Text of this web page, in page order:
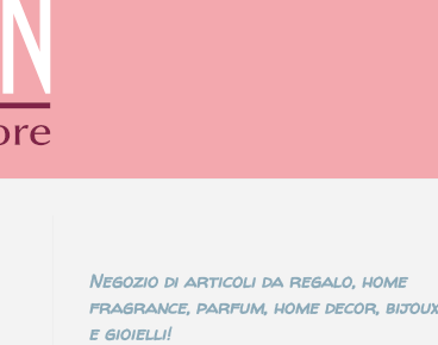
Negozio di articoli da regalo, home
fragrance, parfum, home decor, bijoux
e gioielli!